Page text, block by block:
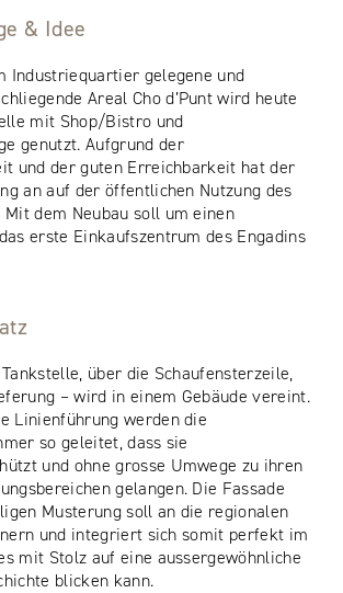
& Idee
Industriequartier gelegene und
Areal Cho d’Punt wird heute
mit Shop/Bistro und
genutzt. Aufgrund der
und der guten Erreichbarkeit hat der
an auf der öffentlichen Nutzung des
Mit dem Neubau soll um einen
erste Einkaufszentrum des Engadins
über die Schaufensterzeile,
– wird in einem Gebäude vereint.
Linienführung werden die
so geleitet, dass sie
und ohne grosse Umwege zu ihren
gelangen. Die Fassade
Musterung soll an die regionalen
und integriert sich somit perfekt im
mit Stolz auf eine aussergewöhnliche
blicken kann.